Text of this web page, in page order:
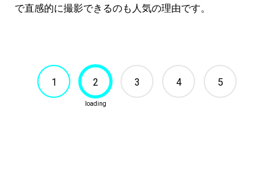
で直感的に撮影できるのも人気の理由です。
1 2 3 4 5